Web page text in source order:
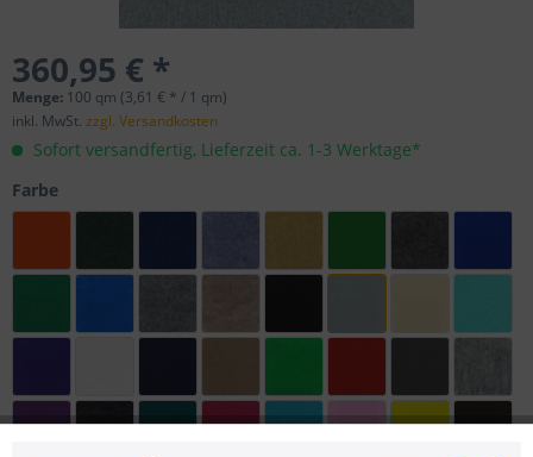
360,95 € *
Menge: 100 qm (3,61 € * / 1 qm)
inkl. MwSt. zzgl. Versandkosten
Sofort versandfertig, Lieferzeit ca. 1-3 Werktage*
Farbe